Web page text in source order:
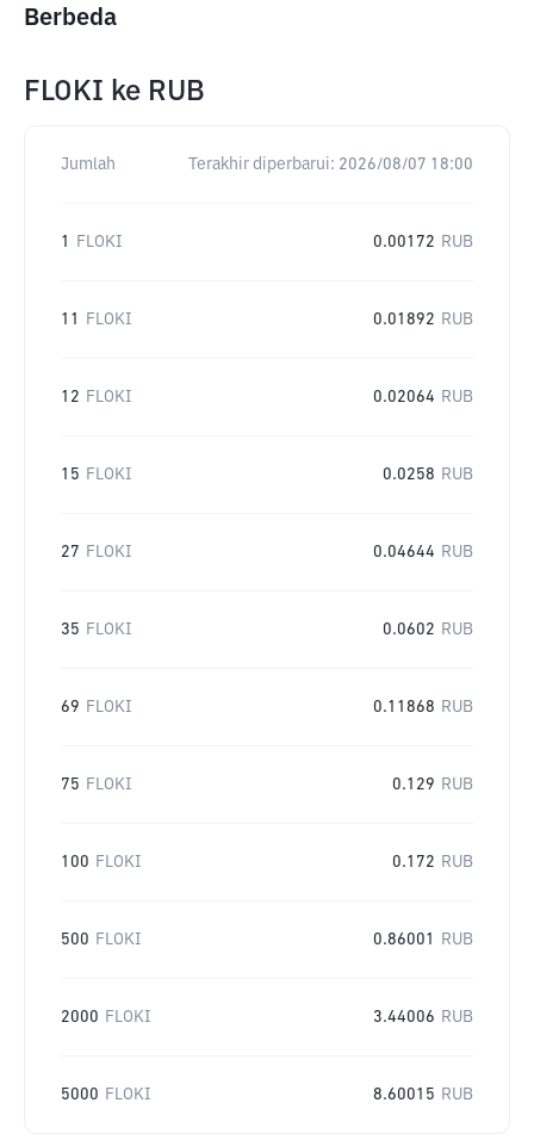
Berbeda
FLOKI ke RUB
Jumlah Terakhir diperbarui: 2026/08/07 18:00
1 FLOKI 0.00172 RUB
11 FLOKI 0.01892 RUB
12 FLOKI 0.02064 RUB
15 FLOKI 0.0258 RUB
27 FLOKI 0.04644 RUB
35 FLOKI 0.0602 RUB
69 FLOKI 0.11868 RUB
75 FLOKI 0.129 RUB
100 FLOKI 0.172 RUB
500 FLOKI 0.86001 RUB
2000 FLOKI 3.44006 RUB
5000 FLOKI 8.60015 RUB